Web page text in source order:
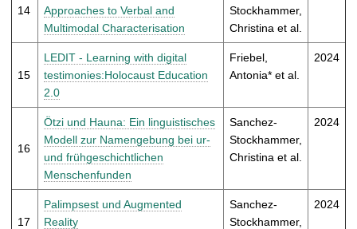
14
Approaches to Verbal and
Multimodal Characterisation
Stockhammer,
Christina et al.
15
LEDIT - Learning with digital
testimonies:Holocaust Education
2.0
Friebel,
Antonia* et al.
2024
16
Ötzi und Hauna: Ein linguistisches
Modell zur Namengebung bei ur-
und frühgeschichtlichen
Menschenfunden
Sanchez-
Stockhammer,
Christina et al.
2024
17
Palimpsest und Augmented
Reality
Sanchez-
Stockhammer,
2024